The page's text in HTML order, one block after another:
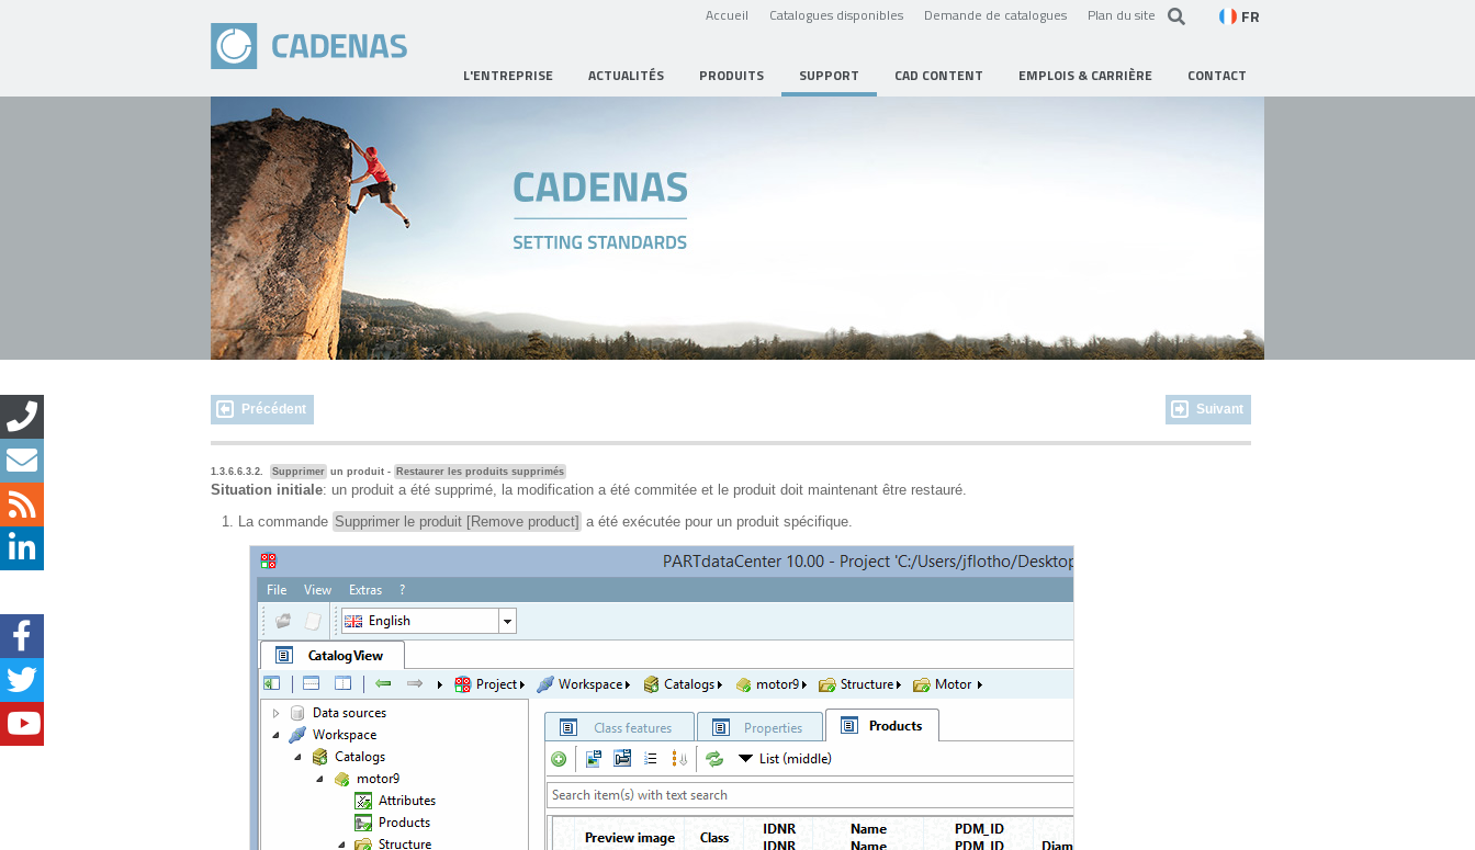
Accueil Catalogues disponibles Demande de catalogues Plan du site FR
L'ENTREPRISE ACTUALITÉS PRODUITS SUPPORT CAD CONTENT EMPLOIS & CARRIÈRE CONTACT
Précédent Suivant
1.3.6.6.3.2. Supprimer un produit - Restaurer les produits supprimés
Situation initiale: un produit a été supprimé, la modification a été commitée et le produit doit maintenant être restauré.
La commande Supprimer le produit [Remove product] a été exécutée pour un produit spécifique.